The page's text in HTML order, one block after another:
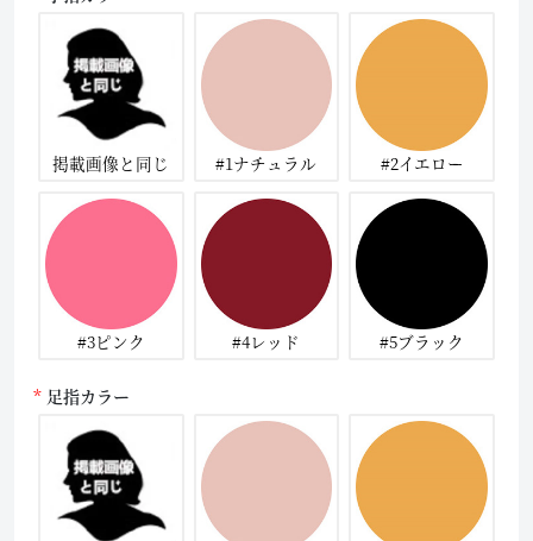
掲載画像と同じ #1ナチュラル #2イエロー
#3ピンク #4レッド #5ブラック
足指カラー